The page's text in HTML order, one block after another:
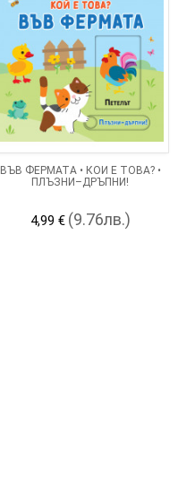
ВЪВ ФЕРМАТА • КОЙ Е ТОВА? •
ПЛЪЗНИ–ДРЪПНИ!
4,99 € (9.76лв.)